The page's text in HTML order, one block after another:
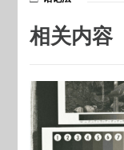
相关内容